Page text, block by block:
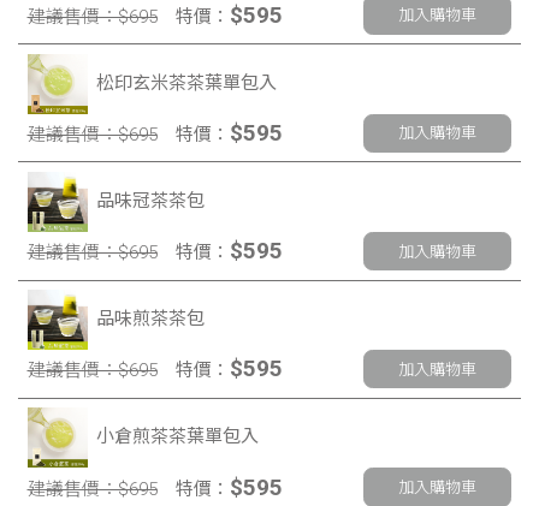
建議售價：$695 特價： $595 加入購物車
松印玄米茶茶葉單包入
建議售價：$695 特價： $595 加入購物車
品味冠茶茶包
建議售價：$695 特價： $595 加入購物車
品味煎茶茶包
建議售價：$695 特價： $595 加入購物車
小倉煎茶茶葉單包入
建議售價：$695 特價： $595 加入購物車